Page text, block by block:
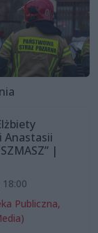
Anastasii
|
Publiczna,